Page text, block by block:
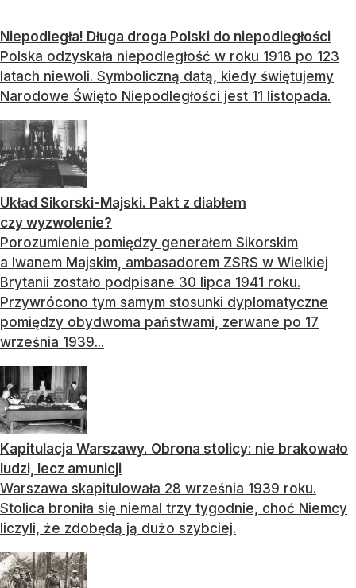
Niepodległa! Długa droga Polski do niepodległości
Polska odzyskała niepodległość w roku 1918 po 123
latach niewoli. Symboliczną datą, kiedy świętujemy
Narodowe Święto Niepodległości jest 11 listopada.
Układ Sikorski-Majski. Pakt z diabłem
czy wyzwolenie?
Porozumienie pomiędzy generałem Sikorskim
a Iwanem Majskim, ambasadorem ZSRS w Wielkiej
Brytanii zostało podpisane 30 lipca 1941 roku.
Przywrócono tym samym stosunki dyplomatyczne
pomiędzy obydwoma państwami, zerwane po 17
września 1939...
Kapitulacja Warszawy. Obrona stolicy: nie brakowało
ludzi, lecz amunicji
Warszawa skapitulowała 28 września 1939 roku.
Stolica broniła się niemal trzy tygodnie, choć Niemcy
liczyli, że zdobędą ją dużo szybciej.